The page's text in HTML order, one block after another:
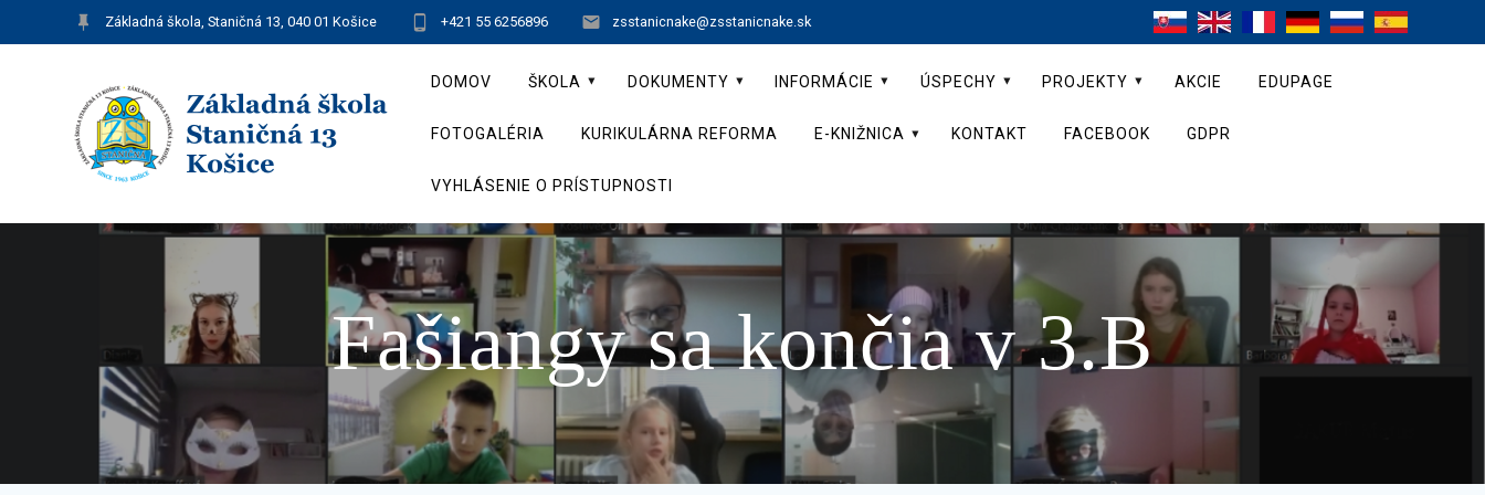
Základná škola, Staničná 13, 040 01 Košice +421 55 6256896 zsstanicnake@zsstanicnake.sk
DOMOV ŠKOLA DOKUMENTY INFORMÁCIE ÚSPECHY PROJEKTY AKCIE EDUPAGE
FOTOGALÉRIA KURIKULÁRNA REFORMA E-KNIŽNICA KONTAKT FACEBOOK GDPR
VYHLÁSENIE O PRÍSTUPNOSTI
Fašiangy sa končia v 3.B